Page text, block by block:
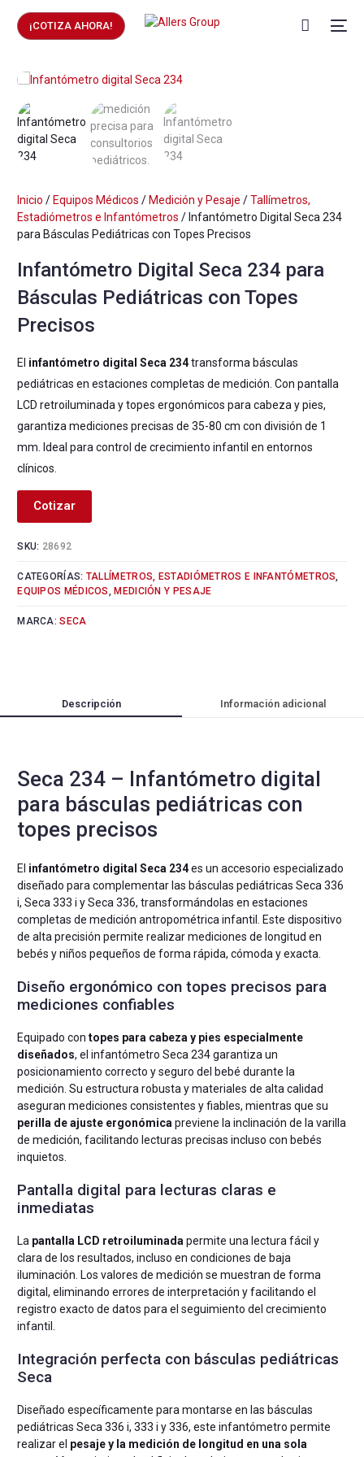
¡COTIZA AHORA!
Inicio / Equipos Médicos / Medición y Pesaje /Tallímetros,
Estadiómetros e Infantómetros / Infantómetro Digital Seca 234
para Básculas Pediátricas con Topes Precisos
Infantómetro Digital Seca 234 para
Básculas Pediátricas con Topes
Precisos
El infantómetro digital Seca 234transforma básculas
pediátricas en estaciones completas de medición. Con pantalla
LCD retroiluminada y topes ergonómicos para cabeza y pies,
garantiza mediciones precisas de 35-80 cm con división de 1
mm. Ideal para control de crecimiento infantil en entornos
clínicos.
Cotizar
SKU: 28692
CATEGORÍAS: TALLÍMETROS, ESTADIÓMETROS E INFANTÓMETROS,
EQUIPOS MÉDICOS, MEDICIÓN Y PESAJE
MARCA:SECA
Descripción Información adicional
Seca 234 – Infantómetro digital
para básculas pediátricas con
topes precisos
El infantómetro digital Seca 234es un accesorio especializado
diseñado para complementar las básculas pediátricas Seca 336
i, Seca 333 i y Seca 336, transformándolas en estaciones
completas de medición antropométrica infantil. Este dispositivo
de alta precisión permite realizar mediciones de longitud en
bebés y niños pequeños de forma rápida, cómoda y exacta.
Diseño ergonómico con topes precisos para
mediciones confiables
Equipado contopes para cabeza y pies especialmente
diseñados, el infantómetro Seca 234 garantiza un
posicionamiento correcto y seguro del bebé durante la
medición. Su estructura robusta y materiales de alta calidad
aseguran mediciones consistentes y fiables, mientras que su
perilla de ajuste ergonómica previene la inclinación de la varilla
de medición, facilitando lecturas precisas incluso con bebés
inquietos.
Pantalla digital para lecturas claras e
inmediatas
La pantalla LCD retroiluminada permite una lectura fácil y
clara de los resultados, incluso en condiciones de baja
iluminación. Los valores de medición se muestran de forma
digital, eliminando errores de interpretación y facilitando el
registro exacto de datos para el seguimiento del crecimiento
infantil.
Integración perfecta con básculas pediátricas
Seca
Diseñado específicamente para montarse en las básculas
pediátricas Seca 336 i, 333 i y 336, este infantómetro permite
realizar el pesaje y la medición de longitud en una sola